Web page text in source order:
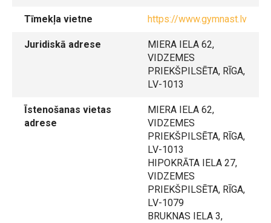
Tīmekļa vietne https://www.gymnast.lv
Juridiskā adrese
MIERA IELA 62,
VIDZEMES
PRIEKŠPILSĒTA, RĪGA,
LV-1013
Īstenošanas vietas
adrese
MIERA IELA 62,
VIDZEMES
PRIEKŠPILSĒTA, RĪGA,
LV-1013
HIPOKRĀTA IELA 27,
VIDZEMES
PRIEKŠPILSĒTA, RĪGA,
LV-1079
BRUKNAS IELA 3,